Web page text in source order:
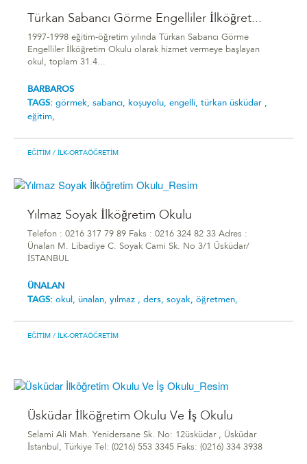
Türkan Sabancı Görme Engelliler İlköğret...
1997-1998 eğitim-öğretim yılında Türkan Sabancı Görme
Engelliler İlköğretim Okulu olarak hizmet vermeye başlayan
okul, toplam 31.4...
BARBAROS
TAGS: görmek, sabancı, koşuyolu, engelli, türkan üsküdar ,
eğitim,
EĞITIM / İLK-ORTAÖĞRETIM
Yılmaz Soyak İlköğretim Okulu
Telefon : 0216 317 79 89 Faks : 0216 324 82 33 Adres :
Ünalan M. Libadiye C. Soyak Cami Sk. No 3/1 Üsküdar/
İSTANBUL
ÜNALAN
TAGS: okul, ünalan, yılmaz , ders, soyak, öğretmen,
EĞITIM / İLK-ORTAÖĞRETIM
Üsküdar İlköğretim Okulu Ve İş Okulu
Selami Ali Mah. Yenidersane Sk. No: 12üsküdar , Üsküdar
İstanbul, Türkiye Tel: (0216) 553 3345 Faks: (0216) 334 3938